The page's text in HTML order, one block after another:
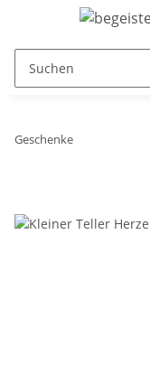
Geschenke